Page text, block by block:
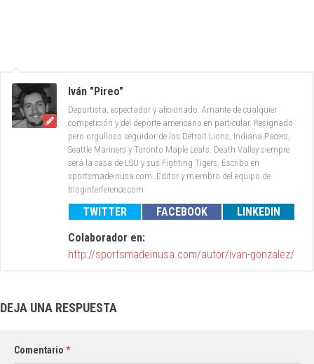
Iván "Pireo"
Deportista, espectador y aficionado. Amante de cualquier
competición y del deporte americano en particular. Resignado
pero orgulloso seguidor de los Detroit Lions, Indiana Pacers,
Seattle Mariners y Toronto Maple Leafs. Death Valley siempre
será la casa de LSU y sus Fighting Tigers. Escribo en
sportsmadeinusa.com. Editor y miembro del equipo de
bloginterference.com
TWITTER FACEBOOK
LINKEDIN
Colaborador en:
http://sportsmadeinusa.com/autor/ivan-gonzalez/
DEJA UNA RESPUESTA
Comentario *